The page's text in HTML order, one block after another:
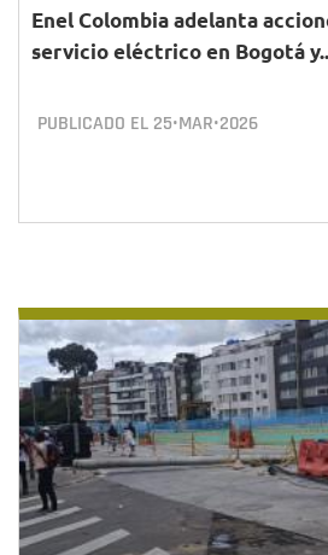
Enel Colombia adelanta
servicio eléctrico en Bogotá
PUBLICADO EL 25•MAR•2026